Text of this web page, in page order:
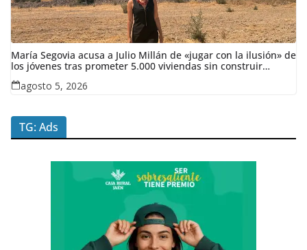
María Segovia acusa a Julio Millán de «jugar con la ilusión» de
los jóvenes tras prometer 5.000 viviendas sin construir
ninguna en siete años
agosto 5, 2026
TG: Ads